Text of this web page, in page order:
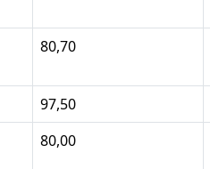
80,70
97,50
80,00